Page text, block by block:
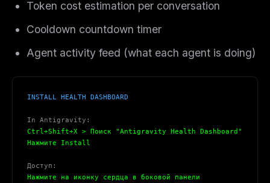
Token cost estimation per conversation
Cooldown countdown timer
Agent activity feed (what each agent is doing)
INSTALL HEALTH DASHBOARD
In Antigravity:
Ctrl+Shift+X > Поиск "Antigravity Health Dashboard"
Нажмите Install
Доступ:
Нажмите на иконку сердца в боковой панели